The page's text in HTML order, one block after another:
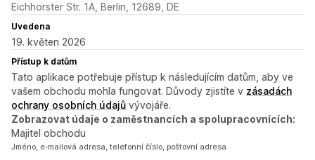
Eichhorster Str. 1A, Berlin, 12689, DE
Uvedena
19. květen 2026
Přístup k datům
Tato aplikace potřebuje přístup k následujícím datům, aby ve
vašem obchodu mohla fungovat. Důvody zjistíte v zásadách
ochrany osobních údajů vývojáře.
Zobrazovat údaje o zaměstnancích a spolupracovnících:
Majitel obchodu
Jméno, e‑mailová adresa, telefonní číslo, poštovní adresa